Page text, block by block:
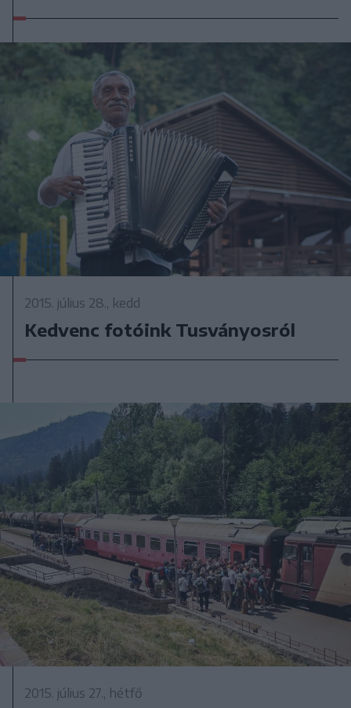
2015. július 28., kedd
Kedvenc fotóink Tusványosról
2015. július 27., hétfő